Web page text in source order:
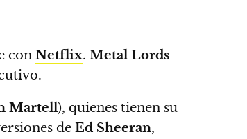
con Netflix. Metal Lords
Martell), quienes tienen su
de Ed Sheeran,